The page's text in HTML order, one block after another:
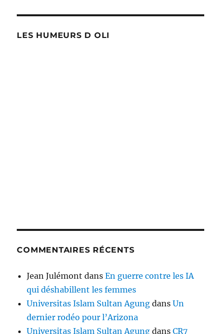
LES HUMEURS D OLI
COMMENTAIRES RÉCENTS
Jean Julémont dansEn guerre contre les IA
qui déshabillent les femmes
Universitas Islam Sultan Agung dansUn
dernier rodéo pour l’Arizona
Universitas Islam Sultan Agung dansCR7